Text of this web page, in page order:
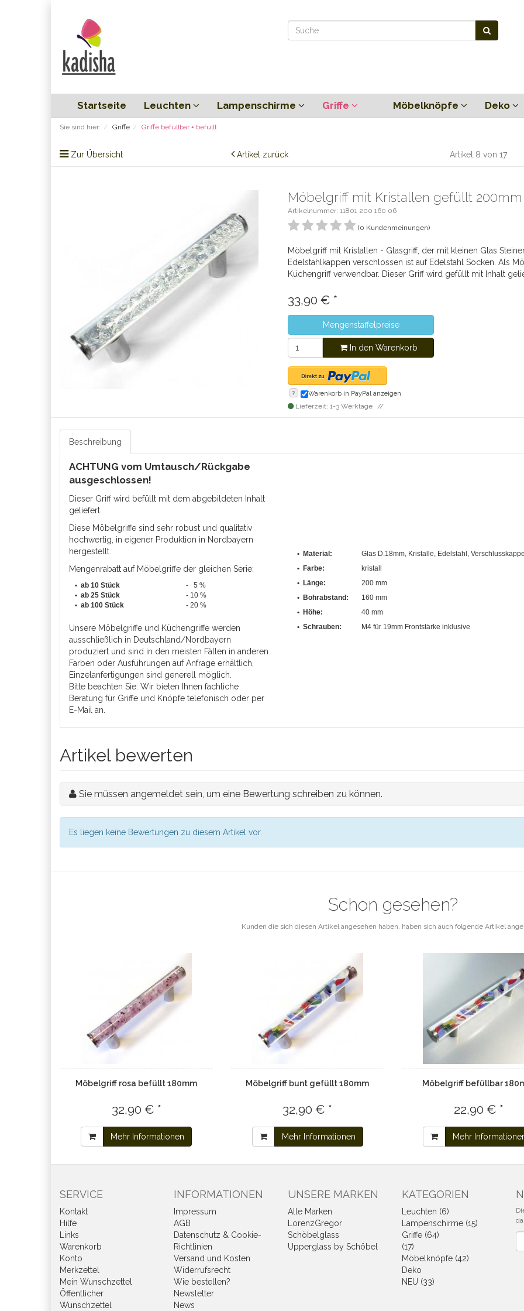
Startseite Leuchten Lampenschirme Griffe Möbelknöpfe Deko
Sie sind hier: Griffe Griffe befüllbar + befüllt
Zur Übersicht Artikel zurück Artikel 8 von 17
Möbelgriff mit Kristallen gefüllt 200mm
Artikelnummer: 11801 200 160 06
(0 Kundenmeinungen)
Möbelgriff mit Kristallen - Glasgriff, der mit kleinen Glas
Edelstahlkappen verschlossen ist auf Edelstahl Socken. Als
Küchengriff verwendbar. Dieser Griff wird gefüllt mit Inhalt
33,90 € *
Mengenstaffelpreise
In den Warenkorb
? Warenkorb in PayPal anzeigen
Lieferzeit: 1-3 Werktage
Beschreibung
ACHTUNG vom Umtausch/Rückgabe
ausgeschlossen!
Dieser Griff wird befüllt mit dem abgebildeten Inhalt
geliefert.
Diese Möbelgriffe sind sehr robust und qualitativ
hochwertig, in eigener Produktion in Nordbayern
hergestellt.
Mengenrabatt auf Möbelgriffe der gleichen Serie:
• ab 10 Stück
- 5 %
• ab 25 Stück
- 10 %
• ab 100 Stück - 20 %
Unsere Möbelgriffe und Küchengriffe werden
ausschließlich in Deutschland/Nordbayern
produziert und sind in den meisten Fällen in anderen
Farben oder Ausführungen auf Anfrage erhältlich,
Einzelanfertigungen sind generell möglich.
Bitte beachten Sie: Wir bieten Ihnen fachliche
Beratung für Griffe und Knöpfe telefonisch oder per
E-Mail an.
• Material:
Glas D.18mm, Kristalle, Edelstahl,
• Farbe:
kristall
• Länge:
200 mm
• Bohrabstand :
160 mm
• Höhe:
40 mm
• Schrauben:
M4 für 19mm Frontstärke inklusive
Artikel bewerten
Sie müssen angemeldet sein, um eine Bewertung schreiben zu können.
Es liegen keine Bewertungen zu diesem Artikel vor.
Schon gesehen?
Kunden die sich diesen Artikel angesehen haben, haben sich auch folgende Artikel
Möbelgriff rosa befüllt 180mm
32,90 € *
Mehr Informationen
Möbelgriff bunt gefüllt 180mm
32,90 € *
Mehr Informationen
Möbelgriff befüllbar
22,90 € *
Mehr
SERVICE
Kontakt
Hilfe
Links
Warenkorb
Konto
Merkzettel
Mein Wunschzettel
Öffentlicher
Wunschzettel
INFORMATIONEN
Impressum
AGB
Datenschutz & Cookie-
Richtlinien
Versand und Kosten
Widerrufsrecht
Wie bestellen?
Newsletter
News
UNSERE MARKEN
Alle Marken
LorenzGregor
Schöbelglass
Upperglass by Schöbel
KATEGORIEN
Leuchten (6)
Lampenschirme (15)
Griffe (64)
(17)
Möbelknöpfe (42)
Deko
NEU (33)